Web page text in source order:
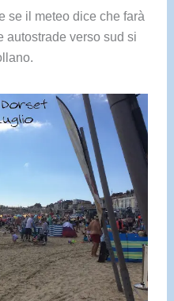
se il meteo dice che farà
autostrade verso sud si